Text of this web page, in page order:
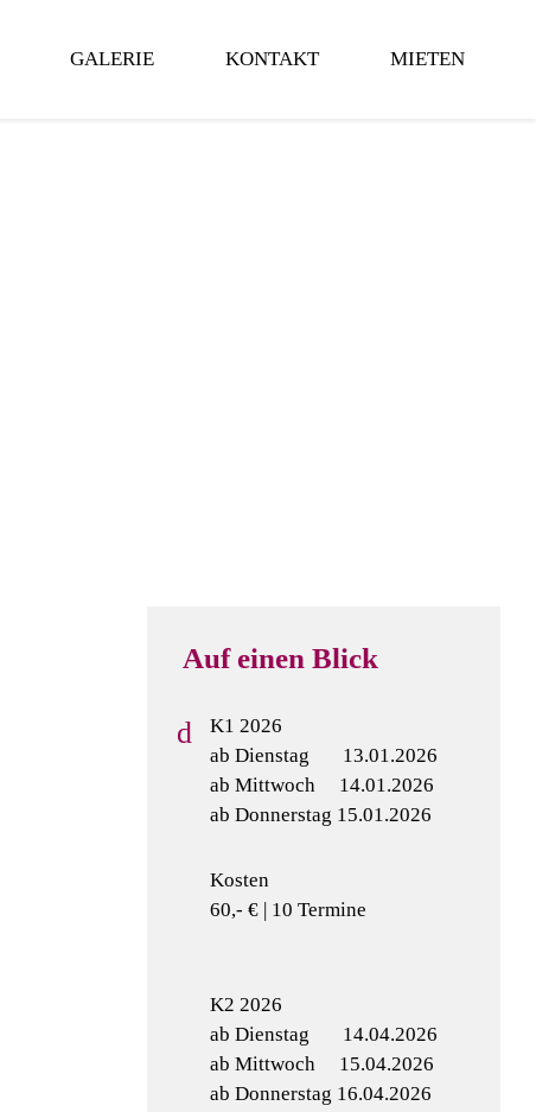
GALERIE KONTAKT MIETEN
Auf einen Blick
K1 2026
ab Dienstag 13.01.2026
ab Mittwoch 14.01.2026
ab Donnerstag 15.01.2026
Kosten
60,- € | 10 Termine
K2 2026
ab Dienstag 14.04.2026
ab Mittwoch 15.04.2026
ab Donnerstag 16.04.2026